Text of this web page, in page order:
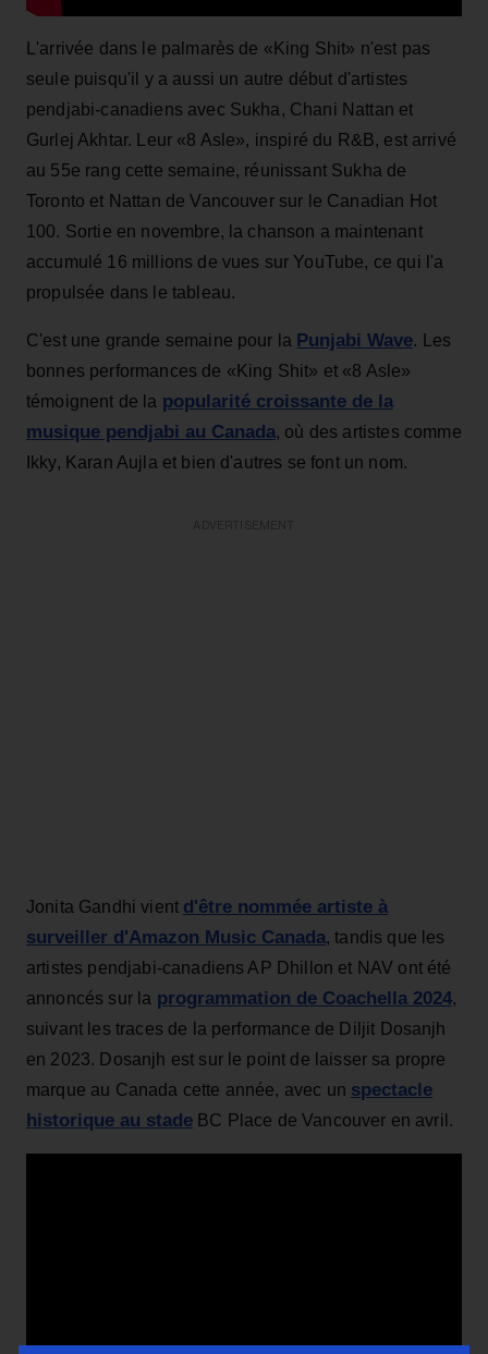
L'arrivée dans le palmarès de «King Shit» n'est pas
seule puisqu'il y a aussi un autre début d'artistes
pendjabi-canadiens avec Sukha, Chani Nattan et
Gurlej Akhtar. Leur «8 Asle», inspiré du R&B, est arrivé
au 55e rang cette semaine, réunissant Sukha de
Toronto et Nattan de Vancouver sur le Canadian Hot
100. Sortie en novembre, la chanson a maintenant
accumulé 16 millions de vues sur YouTube, ce qui l'a
propulsée dans le tableau.
C'est une grande semaine pour la Punjabi Wave. Les
bonnes performances de «King Shit» et «8 Asle»
témoignent de la popularité croissante de la
musique pendjabi au Canada, où des artistes comme
Ikky, Karan Aujla et bien d'autres se font un nom.
Jonita Gandhi vient d'être nommée artiste à
surveiller d'Amazon Music Canada, tandis que les
artistes pendjabi-canadiens AP Dhillon et NAV ont été
annoncés sur la programmation de Coachella 2024,
suivant les traces de la performance de Diljit Dosanjh
en 2023. Dosanjh est sur le point de laisser sa propre
marque au Canada cette année, avec un spectacle
historique au stade BC Place de Vancouver en avril.